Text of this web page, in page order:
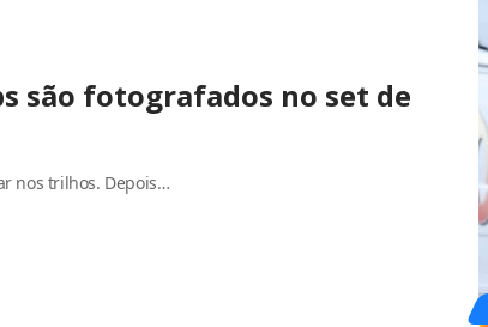
são fotografados no set de
nos trilhos. Depois…